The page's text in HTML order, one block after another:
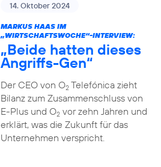
14. Oktober 2024
MARKUS HAAS IM
„WIRTSCHAFTSWOCHE“-INTERVIEW:
„Beide hatten dieses
Angriffs-Gen“
Der CEO von O2Telefónica zieht
Bilanz zum Zusammenschluss von
E-Plus und O2vor zehn Jahren und
erklärt, was die Zukunft für das
Unternehmen verspricht.